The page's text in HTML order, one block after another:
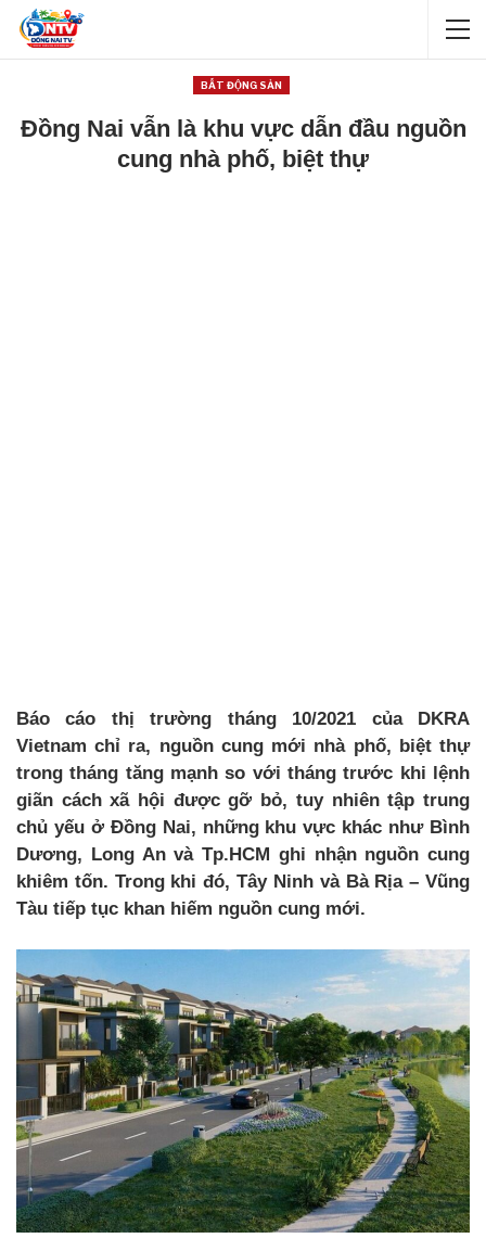
BẤT ĐỘNG SẢN
Đồng Nai vẫn là khu vực dẫn đầu nguồn
cung nhà phố, biệt thự
Báo cáo thị trường tháng 10/2021 của DKRA
Vietnam chỉ ra, nguồn cung mới nhà phố, biệt thự
trong tháng tăng mạnh so với tháng trước khi lệnh
giãn cách xã hội được gỡ bỏ, tuy nhiên tập trung
chủ yếu ở Đồng Nai, những khu vực khác như Bình
Dương, Long An và Tp.HCM ghi nhận nguồn cung
khiêm tốn. Trong khi đó, Tây Ninh và Bà Rịa – Vũng
Tàu tiếp tục khan hiếm nguồn cung mới.